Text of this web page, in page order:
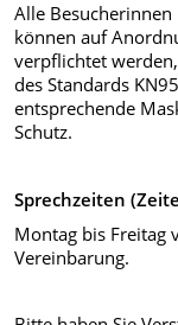
Alle
können auf
verpflichtet
des Standards
entsprechende
Schutz.
Sprechzeiten
Montag bis Freitag
Vereinbarung.